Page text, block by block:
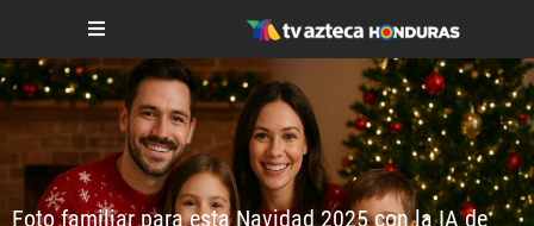
Foto familiar para esta Navidad 2025 con la IA de